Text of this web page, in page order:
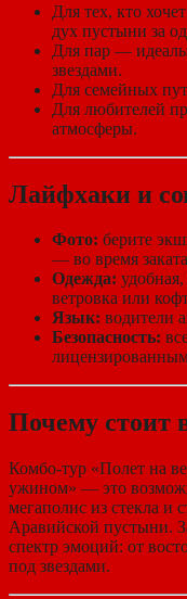
Для тех, кто
дух пустыни за
Для пар —
звездами.
Для семейных
Для любителей
атмосферы.
Лайфхаки и
Фото: берите
— во время
Одежда:
ветровка или
Язык: водители
Безопасность:
Почему стоит
Комбо-тур «Полет на
ужином» — это
мегаполис из стекла и
Аравийской пустыни.
спектр эмоций: от
под звездами.